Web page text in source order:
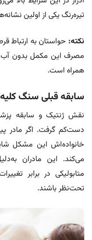
تیره‌رنگ یکی از اولین
نکته: حواستان به ارتباط
مصرف این مکمل بدون آب
همراه است.
سابقه قبلی سنگ کلیه
نقش ژنتیک و سابقه
دست‌کم گرفت. اگر مادر
خانواده‌اش این مشکل
می‌کند. این مادران
متابولیکی در برابر
تحت‌نظر باشند.